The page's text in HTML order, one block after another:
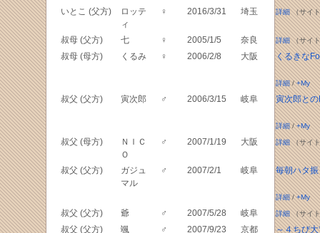
いとこ (父方)
ロッテ
ィ
♀ 2016/3/31 埼玉 詳細（サイ
叔母 (父方) 七 ♀ 2005/1/5 奈良 詳細（サイ
叔母 (母方) くるみ ♀ 2006/2/8 大阪 くるきな
詳細/+My
叔父 (父方) 寅次郎 ♂ 2006/3/15 岐阜 寅次郎と
詳細/+My
叔父 (母方)
ＮＩＣ
Ｏ
♂ 2007/1/19 大阪 詳細（サイ
叔父 (父方)
ガジュ
マル
♂ 2007/2/1 岐阜 毎朝ハタ振
詳細/+My
叔父 (父方) 爺 ♂ 2007/5/28 岐阜 詳細（サイ
叔父 (父方) 颯 ♂ 2007/9/23 京都 ～４ちび